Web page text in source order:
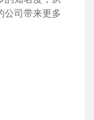
公司带来更多